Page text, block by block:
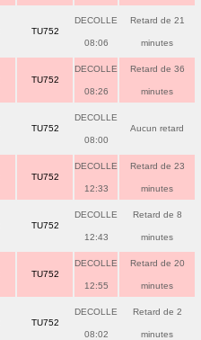
TU752
DECOLLE
08:06
Retard de 21
minutes
TU752
DECOLLE
08:26
Retard de 36
minutes
TU752
DECOLLE
08:00
Aucun retard
TU752
DECOLLE
12:33
Retard de 23
minutes
TU752
DECOLLE
12:43
Retard de 8
minutes
TU752
DECOLLE
12:55
Retard de 20
minutes
TU752
DECOLLE
08:02
Retard de 2
minutes